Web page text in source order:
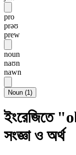
pro
prəʊ
prew
noun
naʊn
nawn
Noun (1)
ইংরেজিতে
সংজ্ঞা ও অর্থ